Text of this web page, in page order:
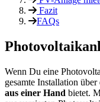
Fazit
FAQs
Wenn Du eine
gesamte Installation
aus einer Hand bietet.